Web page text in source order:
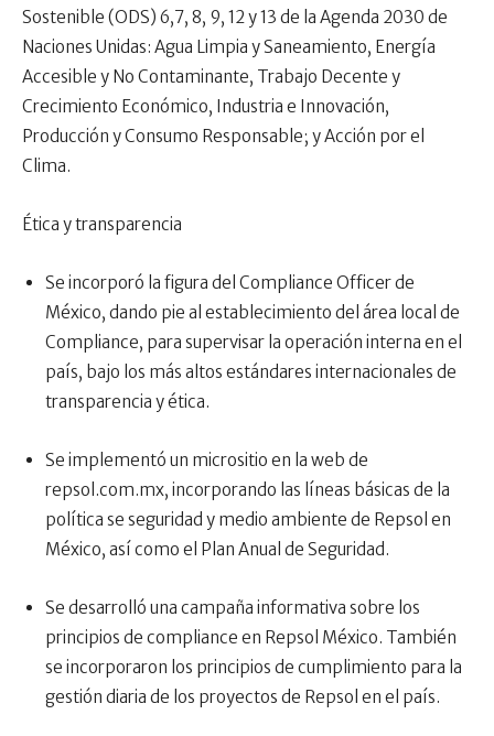
Sostenible (ODS) 6,7, 8, 9, 12 y 13 de la Agenda 2030 de
Naciones Unidas: Agua Limpia y Saneamiento, Energía
Accesible y No Contaminante, Trabajo Decente y
Crecimiento Económico, Industria e Innovación,
Producción y Consumo Responsable; y Acción por el
Clima.
Ética y transparencia
Se incorporó la figura del Compliance Officer de
México, dando pie al establecimiento del área local de
Compliance, para supervisar la operación interna en el
país, bajo los más altos estándares internacionales de
transparencia y ética.
Se implementó un micrositio en la web de
repsol.com.mx, incorporando las líneas básicas de la
política se seguridad y medio ambiente de Repsol en
México, así como el Plan Anual de Seguridad.
Se desarrolló una campaña informativa sobre los
principios de compliance en Repsol México. También
se incorporaron los principios de cumplimiento para la
gestión diaria de los proyectos de Repsol en el país.